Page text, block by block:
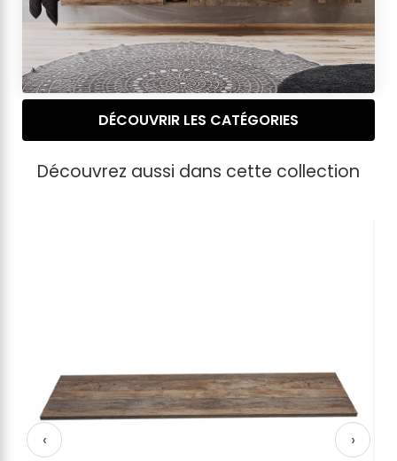
DÉCOUVRIR LES CATÉGORIES
Découvrez aussi dans cette collection
‹ ›